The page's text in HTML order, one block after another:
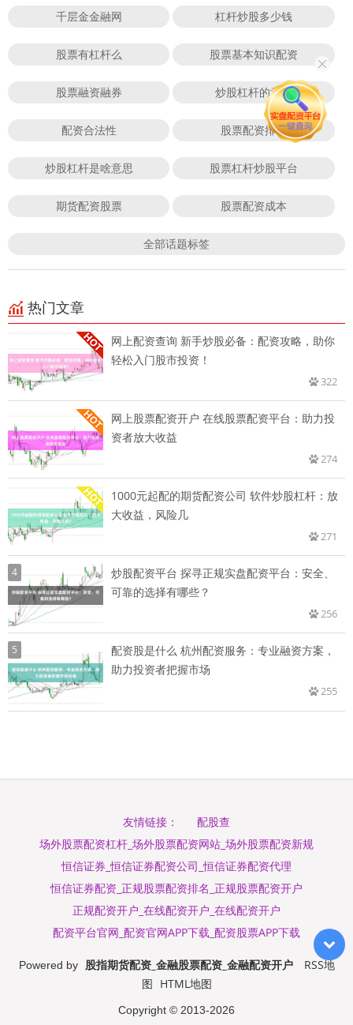
千层金金融网 杠杆炒股多少钱
股票有杠杆么 股票基本知识配资
股票融资融券 炒股杠杆的意思
配资合法性 股票配资排名
炒股杠杆是啥意思 股票杠杆炒股平台
期货配资股票 股票配资成本
全部话题标签
热门文章
网上配资查询 新手炒股必备：配资攻略，助你
轻松入门股市投资！
322
网上股票配资开户 在线股票配资平台：助力投
资者放大收益
274
1000元起配的期货配资公司 软件炒股杠杆：放
大收益，风险几
271
4
炒股配资平台 探寻正规实盘配资平台：安全、
可靠的选择有哪些？
256
5
配资股是什么 杭州配资服务：专业融资方案，
助力投资者把握市场
255
友情链接：
配股查
场外股票配资杠杆_场外股票配资网站_场外股票配资新规
恒信证券_恒信证券配资公司_恒信证券配资代理
恒信证券配资_正规股票配资排名_正规股票配资开户
正规配资开户_在线配资开户_在线配资开户
配资平台官网_配资官网APP下载_配资股票APP下载
Powered by 股指期货配资_金融股票配资_金融配资开户
RSS地
图 HTML地图
Copyright © 2013-2026